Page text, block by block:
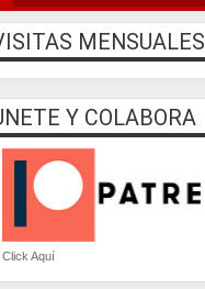
MENSUALES
Y COLABORA
Click Aquí